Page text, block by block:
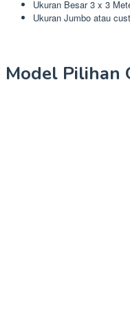
Ukuran Besar 3 x 3
Ukuran Jumbo atau
Model Pilihan